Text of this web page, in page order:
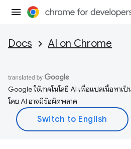
Docs AI on Chrome
Google ใช้เทคโนโลยี AI เพื่อแปลเนื้อหาเ
โดย AI อาจมีข้อผิดพลาด